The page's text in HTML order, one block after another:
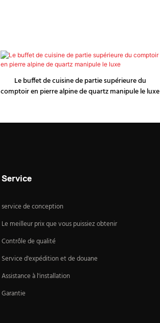
Le buffet de cuisine de partie supérieure du
comptoir en pierre alpine de quartz manipule le luxe
Service
service de conception
Le meilleur prix que vous puissiez obtenir
Contrôle de qualité
Service d'expédition et de douane
Assistance à l'installation
Garantie